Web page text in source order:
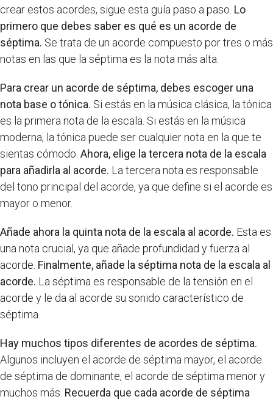
crear estos acordes, sigue esta guía paso a paso. Lo
primero que debes saber es qué es un acorde de
séptima. Se trata de un acorde compuesto por tres o más
notas en las que la séptima es la nota más alta.
Para crear un acorde de séptima, debes escoger una
nota base o tónica. Si estás en la música clásica, la tónica
es la primera nota de la escala. Si estás en la música
moderna, la tónica puede ser cualquier nota en la que te
sientas cómodo. Ahora, elige la tercera nota de la escala
para añadirla al acorde. La tercera nota es responsable
del tono principal del acorde, ya que define si el acorde es
mayor o menor.
Añade ahora la quinta nota de la escala al acorde. Esta es
una nota crucial, ya que añade profundidad y fuerza al
acorde. Finalmente, añade la séptima nota de la escala al
acorde. La séptima es responsable de la tensión en el
acorde y le da al acorde su sonido característico de
séptima.
Hay muchos tipos diferentes de acordes de séptima.
Algunos incluyen el acorde de séptima mayor, el acorde
de séptima de dominante, el acorde de séptima menor y
muchos más. Recuerda que cada acorde de séptima